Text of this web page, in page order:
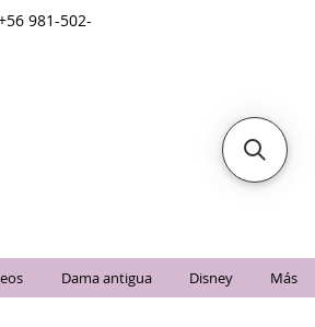
981-502-
Dama antigua Disney Más